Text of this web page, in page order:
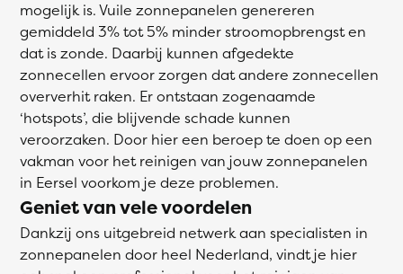
mogelijk is. Vuile zonnepanelen genereren
gemiddeld 3% tot 5% minder stroomopbrengst en
dat is zonde. Daarbij kunnen afgedekte
zonnecellen ervoor zorgen dat andere zonnecellen
oververhit raken. Er ontstaan zogenaamde
‘hotspots’, die blijvende schade kunnen
veroorzaken. Door hier een beroep te doen op een
vakman voor het reinigen van jouw zonnepanelen
in Eersel voorkom je deze problemen.
Geniet van vele voordelen
Dankzij ons uitgebreid netwerk aan specialisten in
zonnepanelen door heel Nederland, vindt je hier